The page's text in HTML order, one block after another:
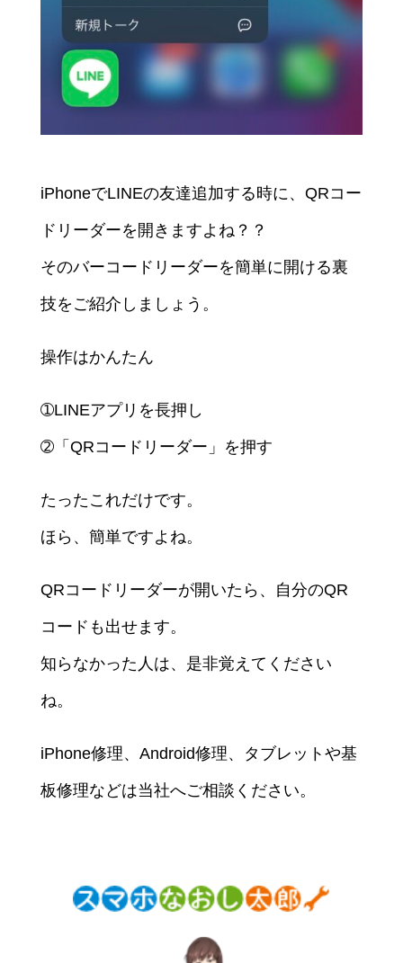
iPhoneでLINEの友達追加する時に、QRコー
ドリーダーを開きますよね？？
そのバーコードリーダーを簡単に開ける裏
技をご紹介しましょう。
操作はかんたん
➀LINEアプリを長押し
➁「QRコードリーダー」を押す
たったこれだけです。
ほら、簡単ですよね。
QRコードリーダーが開いたら、自分のQR
コードも出せます。
知らなかった人は、是非覚えてください
ね。
iPhone修理、Android修理、タブレットや基
板修理などは当社へご相談ください。